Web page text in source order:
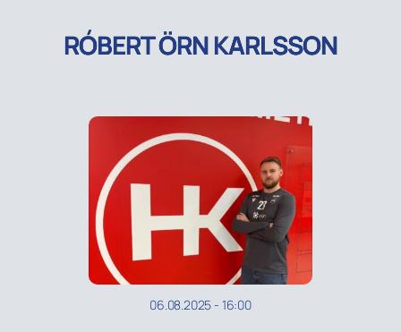
RÓBERT ÖRN KARLSSON
06.08.2025 - 16:00